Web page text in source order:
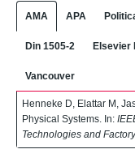
AMA APA
Din 1505-2 Elsevier
Vancouver
Henneke D, Elattar M,
Physical Systems. In:
Technologies and